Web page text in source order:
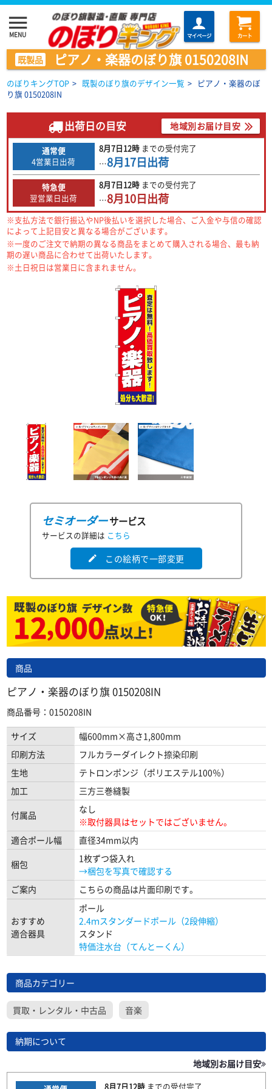
menu
MENU マイページ カート
既製品 ピアノ・楽器のぼり旗 0150208IN
のぼりキングTOP > 既製のぼり旗のデザイン一覧 > ピアノ・楽器のぼ
り旗 0150208IN
出荷日の目安 地域別お届け目安
通常便
4営業日出荷
8月7日12時 までの受付完了
…8月17日出荷
特急便
翌営業日出荷
8月7日12時 までの受付完了
…8月10日出荷
※支払方法で銀行振込やNP後払いを選択した場合、ご入金や与信の確認
によって上記目安と異なる場合がございます。
※一度のご注文で納期の異なる商品をまとめて購入される場合、最も納
期の遅い商品に合わせて出荷いたします。
※土日祝日は営業日に含まれません。
セミオーダーサービス
サービスの詳細は こちら
edit この絵柄で一部変更
商品
ピアノ・楽器のぼり旗 0150208IN
商品番号：0150208IN
サイズ
幅600mm×高さ1,800mm
印刷方法
フルカラーダイレクト捺染印刷
生地
テトロンポンジ（ポリエステル100％）
加工
三方三巻縫製
付属品
なし
※取付器具はセットではございません。
適合ポール幅
直径34mm以内
梱包
1枚ずつ袋入れ
→梱包を写真で確認する
ご案内
こちらの商品は片面印刷です。
おすすめ
適合器具
ポール
2.4ｍスタンダードポール（2段伸縮）
スタンド
特価注水台（てんとーくん）
商品カテゴリー
買取・レンタル・中古品 音楽
納期について
地域別お届け目安
8月7日12時までの受付完了